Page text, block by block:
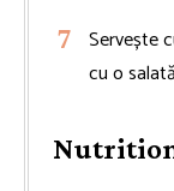
Servește
cu o